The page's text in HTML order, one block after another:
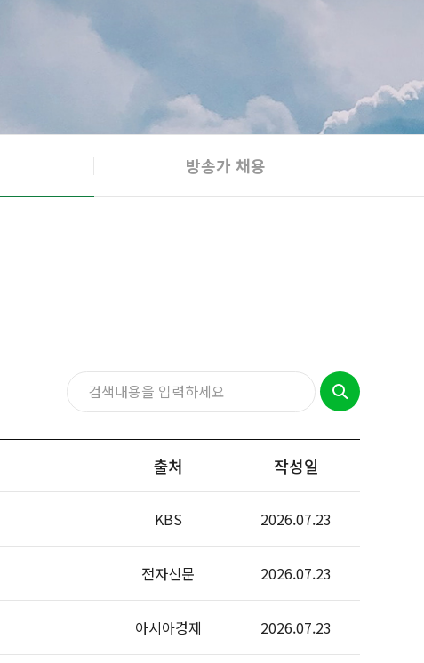
방송가 채용
출처 작성일
KBS 2026.07.23
전자신문 2026.07.23
아시아경제 2026.07.23